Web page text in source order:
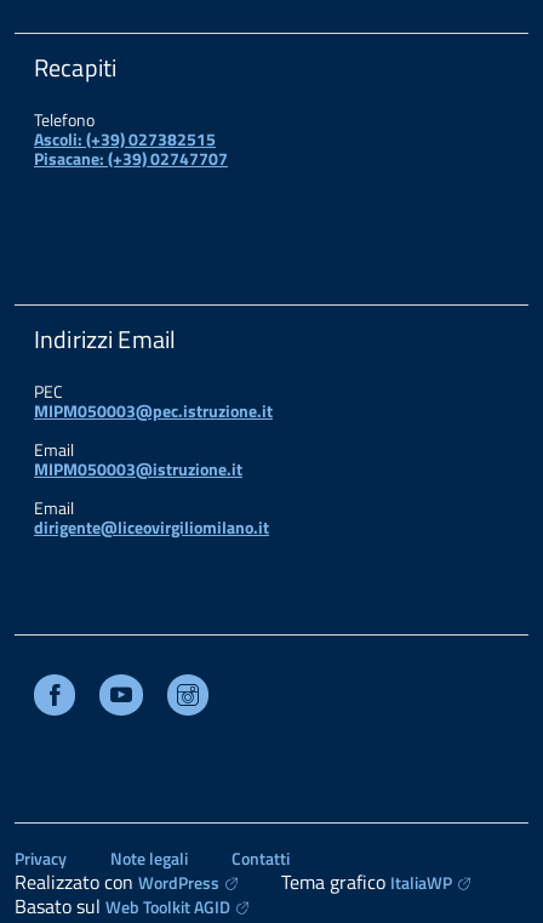
Recapiti
Telefono
Ascoli: (+39) 027382515
Pisacane: (+39) 02747707
Indirizzi Email
PEC
MIPM050003@pec.istruzione.it
Email
MIPM050003@istruzione.it
Email
dirigente@liceovirgiliomilano.it
Facebook Youtube
Privacy Note legali Contatti
Realizzato con WordPress Tema grafico ItaliaWP
Basato sul Web Toolkit AGID